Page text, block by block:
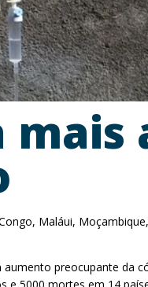
mais
Maláui,
preocupante da